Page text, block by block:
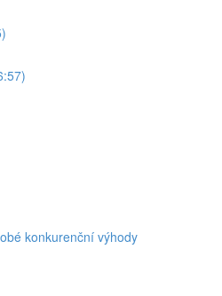
konkurenční výhody